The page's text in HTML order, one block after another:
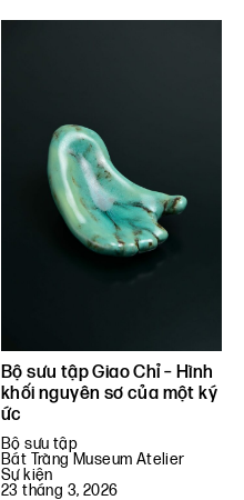
Bộ sưu tập Giao Chỉ – Hình
khối nguyên sơ của một ký
ức
Bộ sưu tập
Bát Tràng Museum Atelier
Sự kiện
23 tháng 3, 2026